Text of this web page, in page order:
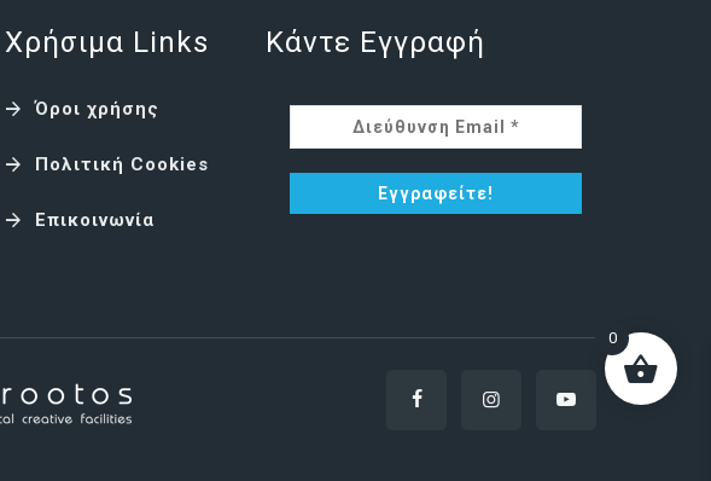
Χρήσιμα Links
Όροι χρήσης
Πολιτική Cookies
Επικοινωνία
Κάντε Εγγραφή
0